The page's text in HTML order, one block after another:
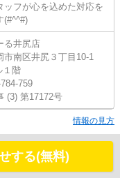
ッフが心を込めた対応を
(#^^#)
る井尻店
市南区井尻３丁目10-1
１階
759
(3) 第17172号
情報の見方
する(無料)